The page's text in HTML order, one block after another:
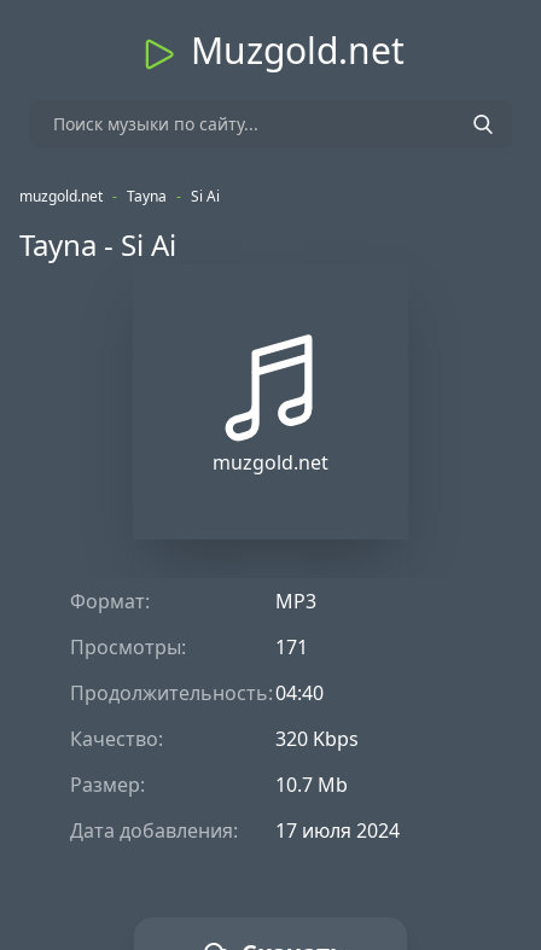
Muzgold.net
muzgold.net - Tayna - Si Ai
Tayna - Si Ai
muzgold.net
Формат:
MP3
Просмотры:
171
Продолжительность:04:40
Качество:
320 Kbps
Размер:
10.7 Mb
Дата добавления:
17 июля 2024